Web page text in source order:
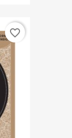
favorite_border